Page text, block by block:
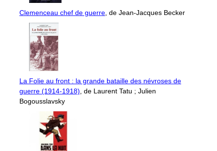
Clemenceau chef de guerre , de Jean-Jacques Becker
La Folie au front : la grande bataille des névroses de
guerre (1914-1918) , de Laurent Tatu ; Julien
Bogousslavsky